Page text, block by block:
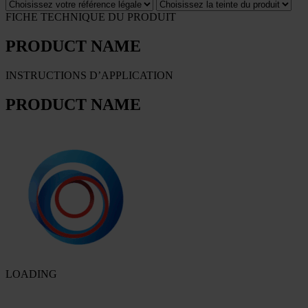
FICHE TECHNIQUE DU PRODUIT
PRODUCT NAME
INSTRUCTIONS D’APPLICATION
PRODUCT NAME
LOADING